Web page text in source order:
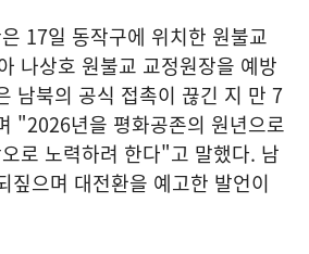
17일 동작구에 위치한 원불교
나상호 원불교 교정원장을 예방
남북의 공식 접촉이 끊긴 지 만 7
"2026년을 평화공존의 원년으로
로 노력하려 한다"고 말했다. 남
짚으며 대전환을 예고한 발언이